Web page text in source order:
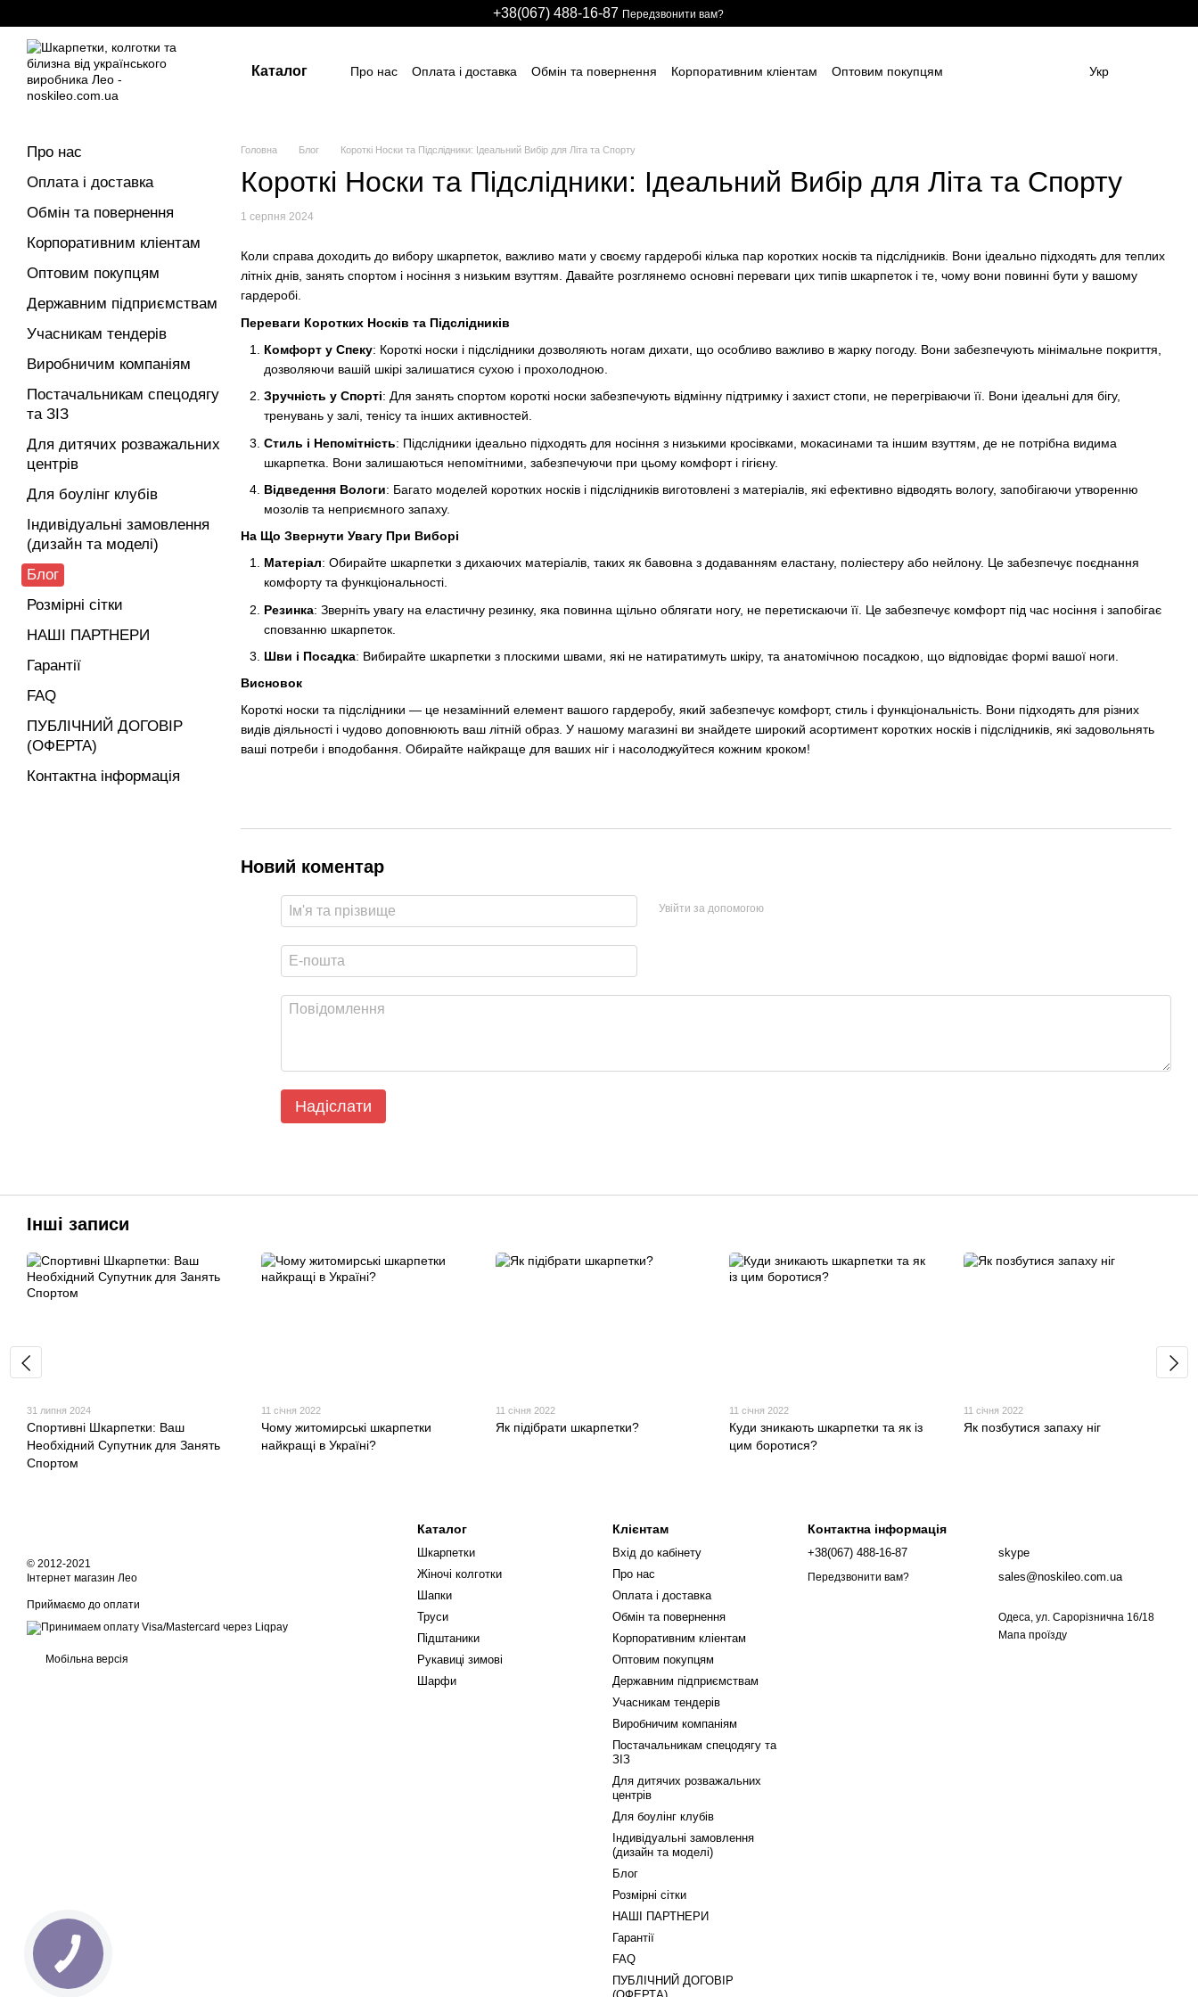
+38(067) 488-16-87 Передзвонити вам?
Каталог Про нас Оплата і доставка Обмін та повернення Корпоративним кліентам
Оптовим покупцям
Укр
Головна Блог Короткі Носки та Підслідники: Ідеальний Вибір для Літа та Спорту
Короткі Носки та Підслідники: Ідеальний Вибір для Літа та Спорту
1 серпня 2024
Коли справа доходить до вибору шкарпеток, важливо мати у своєму гардеробі кілька пар коротких носків та підслідників. Вони ідеально підходять для теплих
літніх днів, занять спортом і носіння з низьким взуттям. Давайте розглянемо основні переваги цих типів шкарпеток і те, чому вони повинні бути у вашому
гардеробі.
Переваги Коротких Носків та Підслідників
Комфорт у Спеку: Короткі носки і підслідники дозволяють ногам дихати, що особливо важливо в жарку погоду. Вони забезпечують мінімальне покриття,
дозволяючи вашій шкірі залишатися сухою і прохолодною.
Зручність у Спорті: Для занять спортом короткі носки забезпечують відмінну підтримку і захист стопи, не перегріваючи її. Вони ідеальні для бігу,
тренувань у залі, тенісу та інших активностей.
Стиль і Непомітність: Підслідники ідеально підходять для носіння з низькими кросівками, мокасинами та іншим взуттям, де не потрібна видима
шкарпетка. Вони залишаються непомітними, забезпечуючи при цьому комфорт і гігієну.
Відведення Вологи: Багато моделей коротких носків і підслідників виготовлені з матеріалів, які ефективно відводять вологу, запобігаючи утворенню
мозолів та неприємного запаху.
На Що Звернути Увагу При Виборі
Матеріал: Обирайте шкарпетки з дихаючих матеріалів, таких як бавовна з додаванням еластану, поліестеру або нейлону. Це забезпечує поєднання
комфорту та функціональності.
Резинка: Зверніть увагу на еластичну резинку, яка повинна щільно облягати ногу, не перетискаючи її. Це забезпечує комфорт під час носіння і запобігає
сповзанню шкарпеток.
Шви і Посадка: Вибирайте шкарпетки з плоскими швами, які не натиратимуть шкіру, та анатомічною посадкою, що відповідає формі вашої ноги.
Висновок
Короткі носки та підслідники — це незамінний елемент вашого гардеробу, який забезпечує комфорт, стиль і функціональність. Вони підходять для різних
видів діяльності і чудово доповнюють ваш літній образ. У нашому магазині ви знайдете широкий асортимент коротких носків і підслідників, які задовольнять
ваші потреби і вподобання. Обирайте найкраще для ваших ніг і насолоджуйтеся кожним кроком!
Новий коментар
Увійти за допомогою
Надіслати
Про нас
Оплата і доставка
Обмін та повернення
Корпоративним кліентам
Оптовим покупцям
Державним підприємствам
Учасникам тендерів
Виробничим компаніям
Постачальникам спецодягу
та ЗІЗ
Для дитячих розважальних
центрів
Для боулінг клубів
Індивідуальні замовлення
(дизайн та моделі)
Блог
Розмірні сітки
НАШІ ПАРТНЕРИ
Гарантії
FAQ
ПУБЛІЧНИЙ ДОГОВІР
(ОФЕРТА)
Контактна інформація
Інші записи
31 липня 2024
Спортивні Шкарпетки: Ваш
Необхідний Супутник для Занять
Спортом
11 січня 2022
Чому житомирські шкарпетки
найкращі в Україні?
11 січня 2022
Як підібрати шкарпетки?
11 січня 2022
Куди зникають шкарпетки та як із
цим боротися?
11 січня 2022
Як позбутися запаху ніг
© 2012-2021
Інтернет магазин Лео
Приймаємо до оплати
Мобільна версія
Каталог
Шкарпетки
Жіночі колготки
Шапки
Труси
Підштаники
Рукавиці зимові
Шарфи
Клієнтам
Вхід до кабінету
Про нас
Оплата і доставка
Обмін та повернення
Корпоративним кліентам
Оптовим покупцям
Державним підприємствам
Учасникам тендерів
Виробничим компаніям
Постачальникам спецодягу та
ЗІЗ
Для дитячих розважальних
центрів
Для боулінг клубів
Індивідуальні замовлення
(дизайн та моделі)
Блог
Розмірні сітки
НАШІ ПАРТНЕРИ
Гарантії
FAQ
ПУБЛІЧНИЙ ДОГОВІР
Контактна інформація
+38(067) 488-16-87
Передзвонити вам?
skype
sales@noskileo.com.ua
Одеса, ул. Сарорізнична 16/18
Мапа проїзду